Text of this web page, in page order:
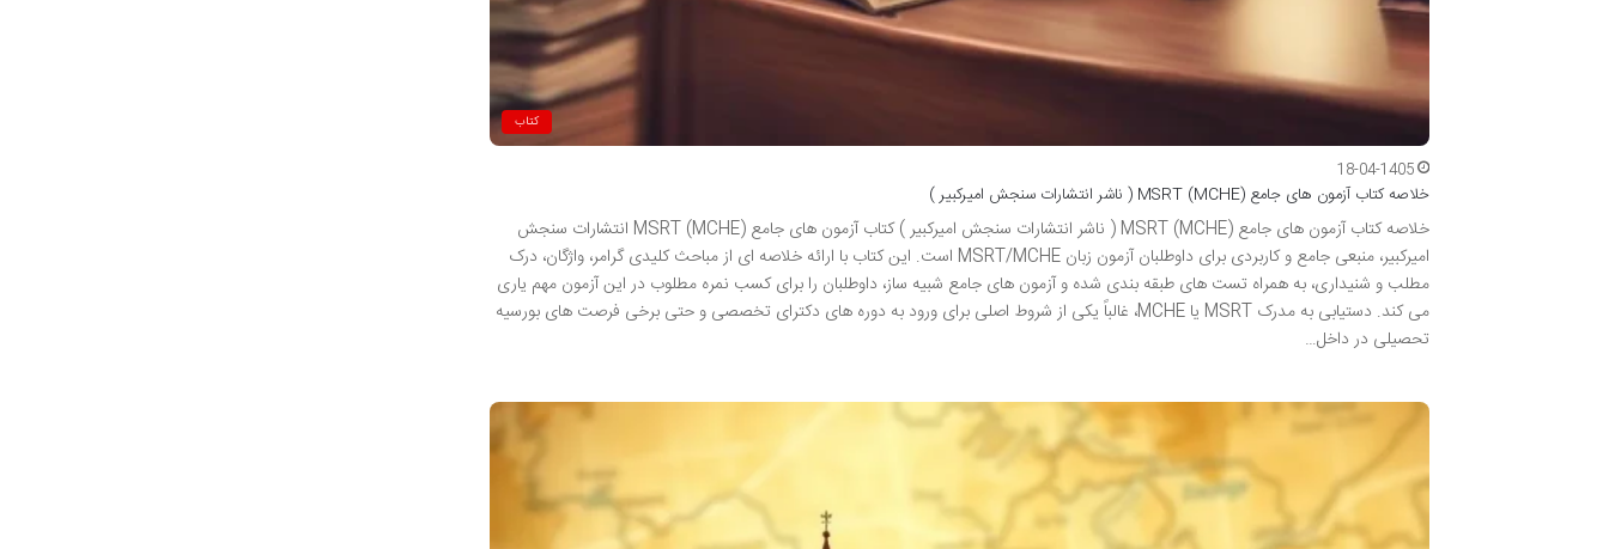
کتاب
18-04-1405
خلاصه کتاب آزمون های جامع MSRT (MCHE) ( ناشر انتشارات سنجش امیرکبیر )
خلاصه کتاب آزمون های جامع MSRT (MCHE) ( ناشر انتشارات سنجش امیرکبیر ) کتاب آزمون های جامع MSRT (MCHE) انتشارات سنجش
امیرکبیر، منبعی جامع و کاربردی برای داوطلبان آزمون زبان MSRT/MCHE است. این کتاب با ارائه خلاصه ای از مباحث کلیدی گرامر، واژگان، درک
مطلب و شنیداری، به همراه تست های طبقه بندی شده و آزمون های جامع شبیه ساز، داوطلبان را برای کسب نمره مطلوب در این آزمون مهم یاری
می کند. دستیابی به مدرک MSRT یا MCHE، غالباً یکی از شروط اصلی برای ورود به دوره های دکترای تخصصی و حتی برخی فرصت های بورسیه
تحصیلی در داخل…